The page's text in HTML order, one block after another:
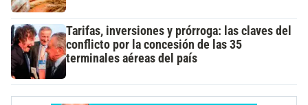
Tarifas, inversiones y prórroga: las claves del
conflicto por la concesión de las 35
terminales aéreas del país